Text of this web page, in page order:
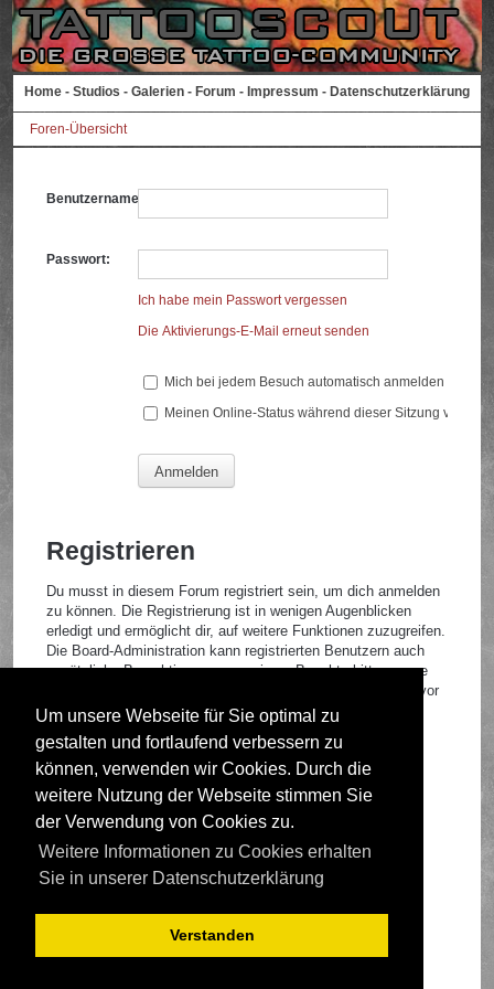
Um unsere Webseite für Sie optimal zu
gestalten und fortlaufend verbessern zu
können, verwenden wir Cookies. Durch die
weitere Nutzung der Webseite stimmen Sie
der Verwendung von Cookies zu.
Weitere Informationen zu Cookies erhalten
Sie in unserer Datenschutzerklärung
Verstanden
Home - Studios - Galerien - Forum - Impressum - Datenschutzerklärung
Foren-Übersicht
Benutzername:
Passwort:
Ich habe mein Passwort vergessen
Die Aktivierungs-E-Mail erneut senden
Mich bei jedem Besuch automatisch anmelden
Meinen Online-Status während dieser Sitzung
Registrieren
Du musst in diesem Forum registriert sein, um dich anmelden
zu können. Die Registrierung ist in wenigen Augenblicken
erledigt und ermöglicht dir, auf weitere Funktionen zuzugreifen.
Die Board-Administration kann registrierten Benutzern auch
zusätzliche Berechtigungen zuweisen. Beachte bitte unsere
Nutzungsbedingungen und die verwandten Regelungen, bevor
du dich registrierst. Bitte beachte auch die jeweiligen
Forenregeln, wenn du dich in diesem Board bewegst.
Nutzungsbedingungen|Datenschutzrichtlinie
Registrieren
Foren-Übersicht
Deutsche Übersetzung durchphpBB.de